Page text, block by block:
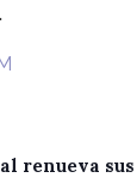
renueva